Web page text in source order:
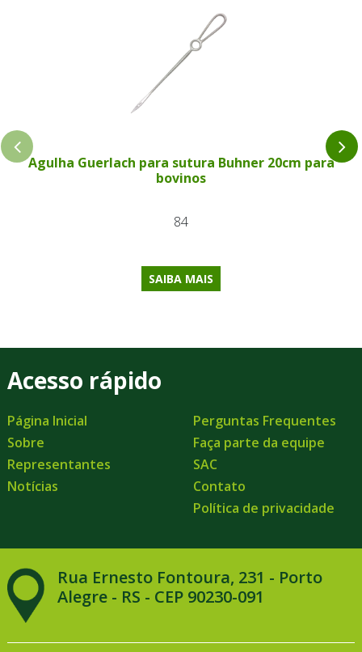
Agulha Guerlach para sutura Buhner 20cm para
bovinos
84
SAIBA MAIS
Acesso rápido
Página Inicial
Sobre
Representantes
Notícias
Perguntas Frequentes
Faça parte da equipe
SAC
Contato
Política de privacidade
Rua Ernesto Fontoura, 231 - Porto
Alegre - RS - CEP 90230-091